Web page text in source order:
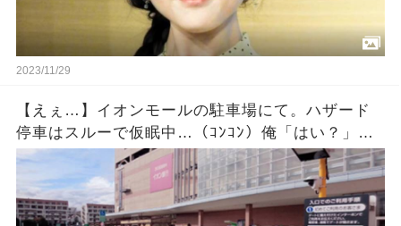
2023/11/29
【えぇ…】イオンモールの駐車場にて。ハザード
停車はスルーで仮眠中…（ｺﾝｺﾝ）俺「はい？」相
手『出ないんですか？』「休んでるだけだけ
ど・・・」 →